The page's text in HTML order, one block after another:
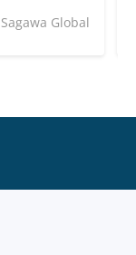
Sagawa Global